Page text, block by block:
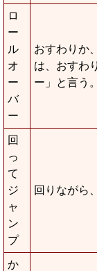
ロ
ー
ル
オ
ー
バ
ー
おすわりか
は、おすわ
ー」と言う。
回
っ
て
ジ
ャ
ン
プ
回りながら
か